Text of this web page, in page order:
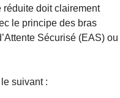
réduite doit clairement
le principe des bras
Sécurisé (EAS) ou
suivant :